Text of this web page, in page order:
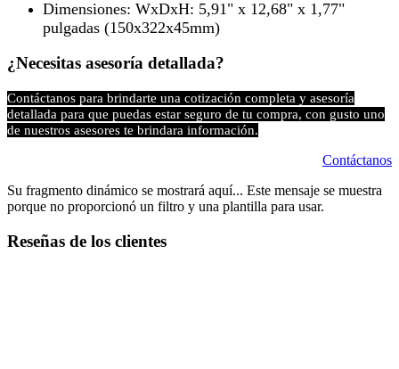
Dimensiones: WxDxH: 5,91" x 12,68" x 1,77"
pulgadas (150x322x45mm)
¿Necesitas asesoría detallada?
Contáctanos para brindarte una cotización completa y asesoría
detallada para que puedas estar seguro de tu compra, con gusto uno
de nuestros asesores te brindara información.
Contáctanos
Su fragmento dinámico se mostrará aquí... Este mensaje se muestra
porque no proporcionó un filtro y una plantilla para usar.
Reseñas de los clientes